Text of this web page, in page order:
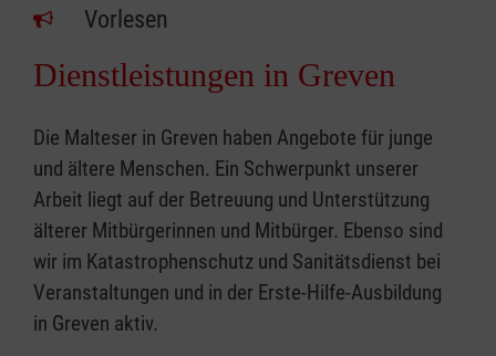
Vorlesen
Dienstleistungen in Greven
Die Malteser in Greven haben Angebote für junge
und ältere Menschen. Ein Schwerpunkt unserer
Arbeit liegt auf der Betreuung und Unterstützung
älterer Mitbürgerinnen und Mitbürger. Ebenso sind
wir im Katastrophenschutz und Sanitätsdienst bei
Veranstaltungen und in der Erste-Hilfe-Ausbildung
in Greven aktiv.